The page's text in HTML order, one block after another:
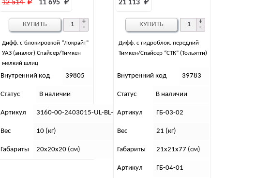
Дифф. с блокировкой “Локрайт”
УАЗ (аналог) Спайсер/Тимкен
мелкий шлиц
12 514 ₽ 11 695 ₽
Внутренний код 39805
Статус В наличии
Артикул 3160-00-2403015-UL-BL-SPGL
Вес 10 (кг)
Габариты 20х20х20 (см)
КУПИТЬ
Дифф. с гидроблок. передний
Тимкен/Спайсер “СТК” (Тольятти)
21 113 ₽
Внутренний код 39783
Статус В наличии
Артикул ГБ-03-02
Вес 21 (кг)
Габариты 21х21х77 (см)
Артикул ГБ-04-01
КУПИТЬ